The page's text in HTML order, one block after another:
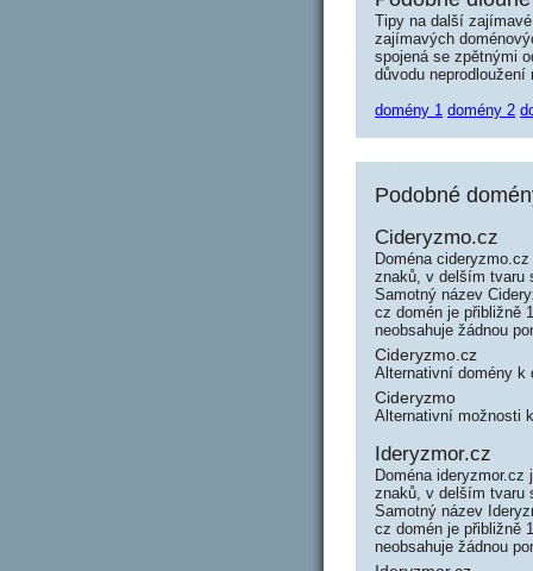
Tipy na další
zajímavých
spojená se zpětnými
důvodu
domény 1 domény 2
Podobné
Cideryzmo.cz
Doména
znaků, v delším tvaru
Samotný název
cz domén je přibližně
neobsahuje žádnou
Cideryzmo.cz
Alternativní domény k
Cideryzmo
Alternativní možnosti
Ideryzmor.cz
Doména
znaků, v delším tvaru
Samotný název
cz domén je přibližně
neobsahuje žádnou